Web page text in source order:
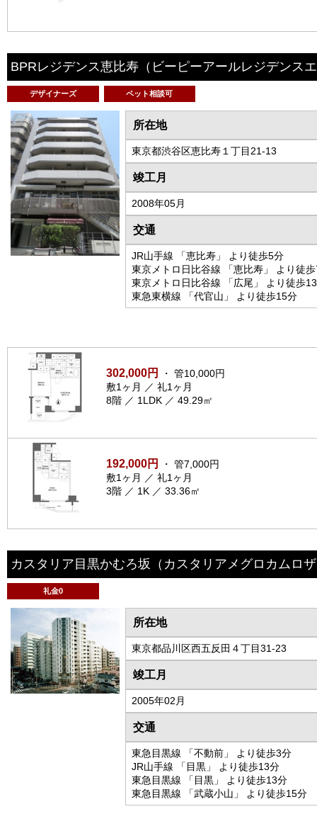
BPRレジデンス恵比寿 （ビーピーアールレジデンス
デザイナーズ ペット相談可
所在地
東京都渋谷区恵比寿１丁目21-13
竣工月
2008年05月
交通
JR山手線 「恵比寿」 より徒歩5分
東京メトロ日比谷線 「恵比寿」 より徒
東京メトロ日比谷線 「広尾」 より徒歩
東急東横線 「代官山」 より徒歩15分
302,000円
・ 管10,000円
敷1ヶ月 ／ 礼1ヶ月
8階 ／ 1LDK ／ 49.29㎡
192,000円
・ 管7,000円
敷1ヶ月 ／ 礼1ヶ月
3階 ／ 1K ／ 33.36㎡
カスタリア目黒かむろ坂 （カスタリアメグロカムロ
礼金0
所在地
東京都品川区西五反田４丁目31-23
竣工月
2005年02月
交通
東急目黒線 「不動前」 より徒歩3分
JR山手線 「目黒」 より徒歩13分
東急目黒線 「目黒」 より徒歩13分
東急目黒線 「武蔵小山」 より徒歩15分